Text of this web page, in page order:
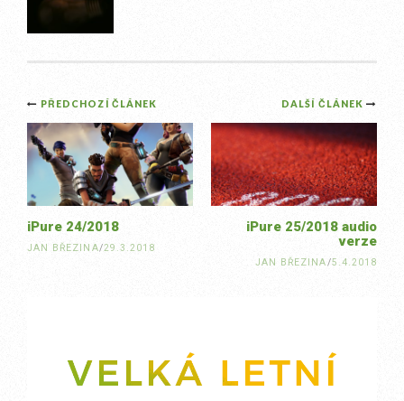
Post
navigation
DALŠÍ ČLÁNEK
iPure 25/2018 audio
verze
JAN BŘEZINA/5.4.2018
PŘEDCHOZÍ ČLÁNEK
iPure 24/2018
JAN BŘEZINA/29.3.2018